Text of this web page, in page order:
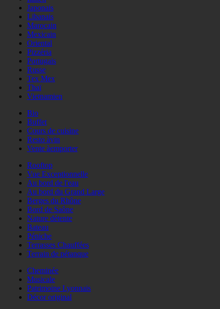
Japonais
Libanais
Marocain
Mexicain
Oriental
Pizzéria
Portugais
Russe
Tex Mex
Thaï
Vietnamien
Bio
Buffet
Cours de cuisine
Resto àvin
Vente àemporter
Rooftop
Vue Exceptionnelle
Au bord de l'eau
Au bord du Grand Large
Berges du Rhône
Bord de Saône
Nature détente
Bateau
Péniche
Terrasses Chauffées
Terrain de pétanque
Cheminée
Musicale
Patrimoine Lyonnais
Décor original